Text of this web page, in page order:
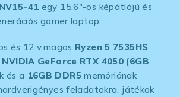
41 egy 15.6″-os képátlójú és
gamer laptop.
és 12 v.magos Ryzen 5 7535HS
NVIDIA GeForce RTX 4050 (6GB
és a 16GB DDR5memóriának
feladatokra, játékok